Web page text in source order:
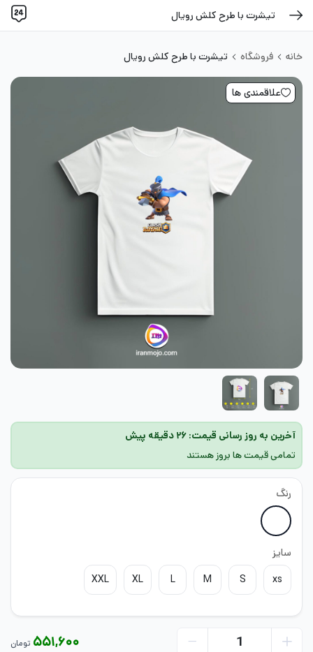
تیشرت با طرح کلش رویال
خانه فروشگاه تیشرت با طرح کلش رویال
علاقمندی ها
آخرین به روز رسانی قیمت: ۲۶ دقیقه پیش
تمامی قیمت ها بروز هستند
رنگ
سایز
xs
S
M
L
XL
XXL
۵۵۱,۶۰۰ تومان